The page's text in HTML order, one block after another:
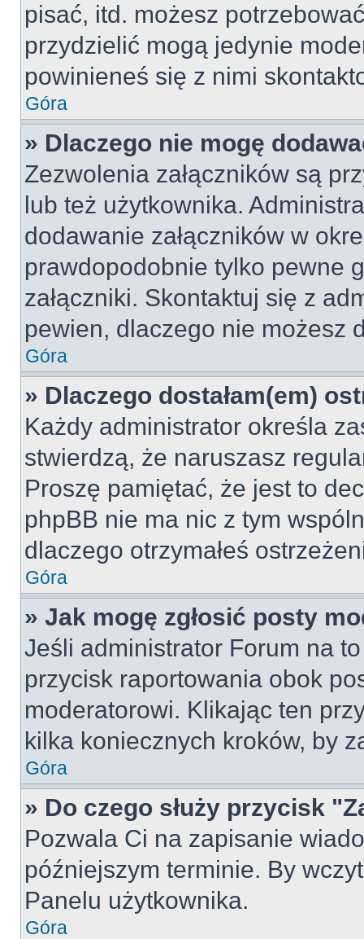
pisać, itd. możesz
przydzielić mogą jedynie
powinieneś się z nimi
Góra
» Dlaczego nie mogę
Zezwolenia załączników są
lub też użytkownika.
dodawanie załączników w
prawdopodobnie tylko pewne
załączniki. Skontaktuj się z
pewien, dlaczego nie możesz
Góra
» Dlaczego dostałam(em)
Każdy administrator określa
stwierdzą, że naruszasz
Proszę pamiętać, że jest to
phpBB nie ma nic z tym
dlaczego otrzymałeś
Góra
» Jak mogę zgłosić posty
Jeśli administrator Forum na
przycisk raportowania obok
moderatorowi. Klikając ten
kilka koniecznych kroków, by
Góra
» Do czego służy przycisk
Pozwala Ci na zapisanie
późniejszym terminie. By
Panelu użytkownika.
Góra